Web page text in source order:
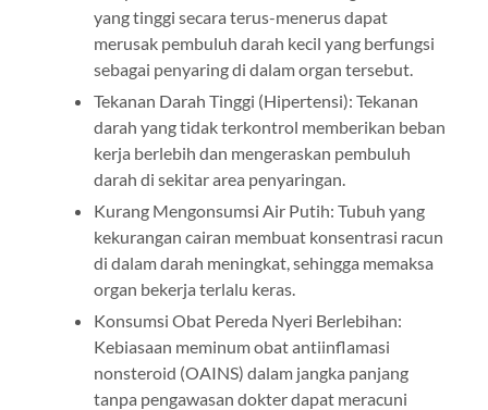
yang tinggi secara terus-menerus dapat
merusak pembuluh darah kecil yang berfungsi
sebagai penyaring di dalam organ tersebut.
Tekanan Darah Tinggi (Hipertensi): Tekanan
darah yang tidak terkontrol memberikan beban
kerja berlebih dan mengeraskan pembuluh
darah di sekitar area penyaringan.
Kurang Mengonsumsi Air Putih: Tubuh yang
kekurangan cairan membuat konsentrasi racun
di dalam darah meningkat, sehingga memaksa
organ bekerja terlalu keras.
Konsumsi Obat Pereda Nyeri Berlebihan:
Kebiasaan meminum obat antiinflamasi
nonsteroid (OAINS) dalam jangka panjang
tanpa pengawasan dokter dapat meracuni